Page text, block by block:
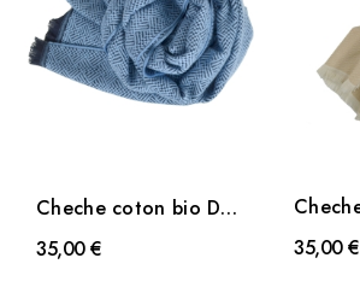
Cheche coton bio Dao
bleu
35,00 €
bio
35,00 €